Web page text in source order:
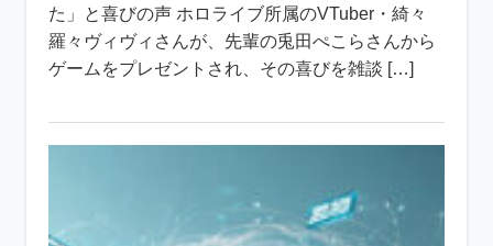
た」と喜びの声 ホロライブ所属のVTuber・綺々
羅々ヴィヴィさんが、先輩の兎田ぺこらさんから
ゲームをプレゼントされ、その喜びを雑談 […]